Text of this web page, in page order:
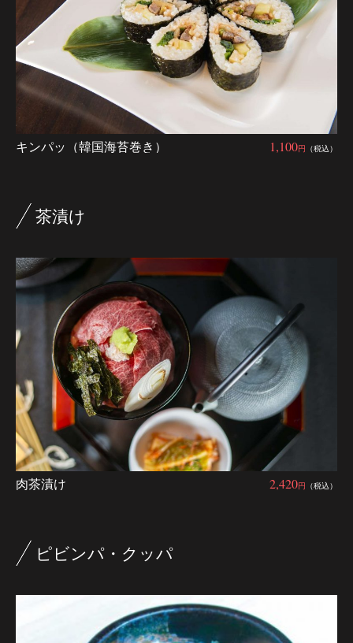
1,100円 （税込）
キンパッ（韓国海苔巻き）
茶漬け
2,420円 （税込）
肉茶漬け
ピビンパ・クッパ